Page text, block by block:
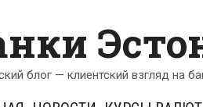
блог — клиентский взгляд на